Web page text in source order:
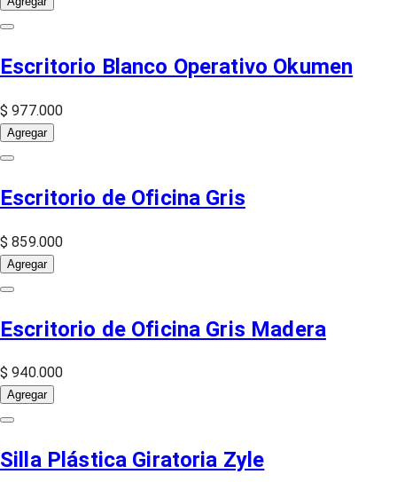
Escritorio Blanco Operativo Okumen
$ 977.000
Agregar
Escritorio de Oficina Gris
$ 859.000
Agregar
Escritorio de Oficina Gris Madera
$ 940.000
Agregar
Silla Plástica Giratoria Zyle